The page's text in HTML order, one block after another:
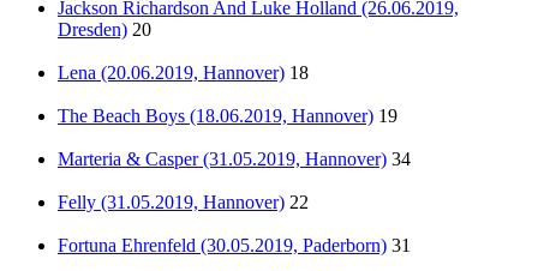
Jackson Richardson And Luke Holland (26.06.2019,
Dresden) 20
Lena (20.06.2019, Hannover) 18
The Beach Boys (18.06.2019, Hannover) 19
Marteria & Casper (31.05.2019, Hannover) 34
Felly (31.05.2019, Hannover) 22
Fortuna Ehrenfeld (30.05.2019, Paderborn) 31